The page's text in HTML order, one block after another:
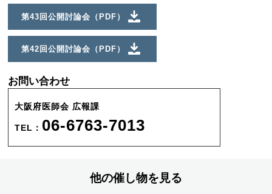
第43回公開討論会（PDF）
第42回公開討論会（PDF）
お問い合わせ
大阪府医師会 広報課
TEL： 06-6763-7013
他の催し物を見る